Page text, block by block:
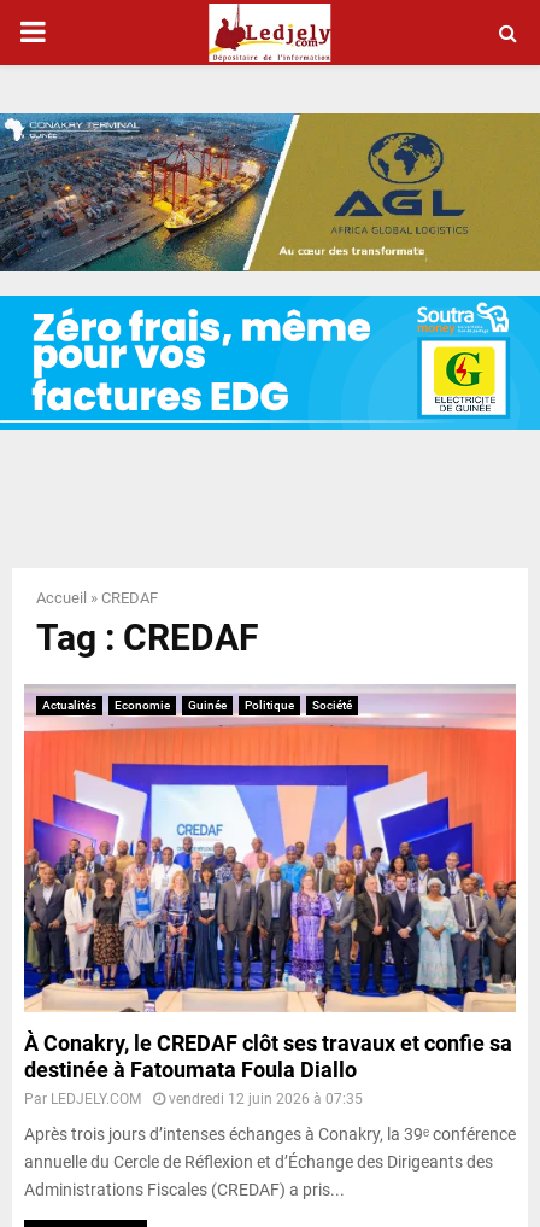
P
I
M
A
Y
N
U
Accueil » CREDAF
Tag : CREDAF
Actualités Economie Guinée Politique Société
À Conakry, le CREDAF clôt ses travaux et confie sa
destinée à Fatoumata Foula Diallo
Par LEDJELY.COM vendredi 12 juin 2026 à 07:35
Après trois jours d’intenses échanges à Conakry, la 39ᵉ conférence
annuelle du Cercle de Réflexion et d’Échange des Dirigeants des
Administrations Fiscales (CREDAF) a pris...